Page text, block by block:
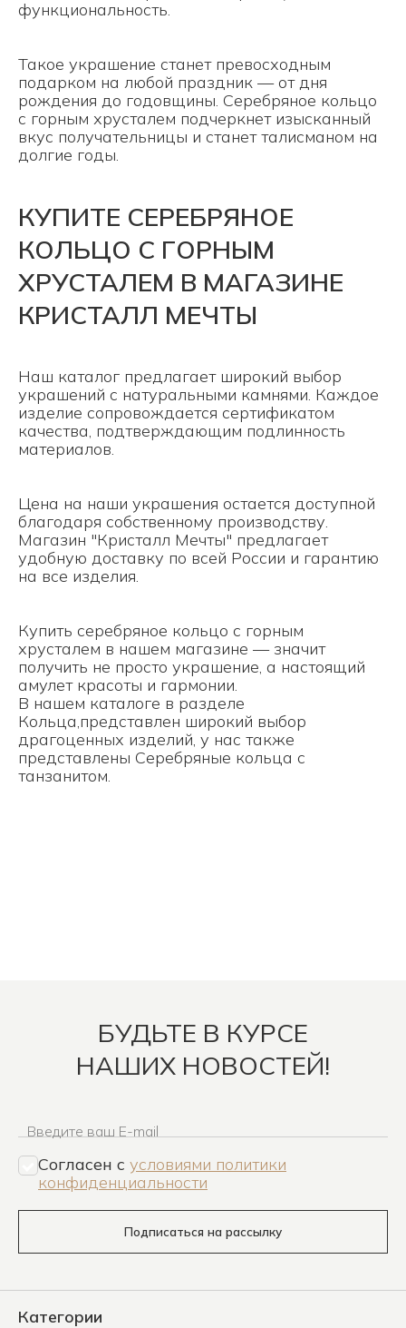
функциональность.
Такое украшение станет превосходным
подарком на любой праздник — от дня
рождения до годовщины. Серебряное кольцо
с горным хрусталем подчеркнет изысканный
вкус получательницы и станет талисманом на
долгие годы.
КУПИТЕ СЕРЕБРЯНОЕ
КОЛЬЦО С ГОРНЫМ
ХРУСТАЛЕМ В МАГАЗИНЕ
КРИСТАЛЛ МЕЧТЫ
Наш каталог предлагает широкий выбор
украшений с натуральными камнями. Каждое
изделие сопровождается сертификатом
качества, подтверждающим подлинность
материалов.
Цена на наши украшения остается доступной
благодаря собственному производству.
Магазин "Кристалл Мечты" предлагает
удобную доставку по всей России и гарантию
на все изделия.
Купить серебряное кольцо с горным
хрусталем в нашем магазине — значит
получить не просто украшение, а настоящий
амулет красоты и гармонии.
В нашем каталоге в разделе
Кольца,представлен широкий выбор
драгоценных изделий, у нас также
представлены Серебряные кольца с
танзанитом.
БУДЬТЕ В КУРСЕ
НАШИХ НОВОСТЕЙ!
Введите ваш E-mail
Согласен c условиями политики
конфиденциальности
Подписаться на рассылку
Категории